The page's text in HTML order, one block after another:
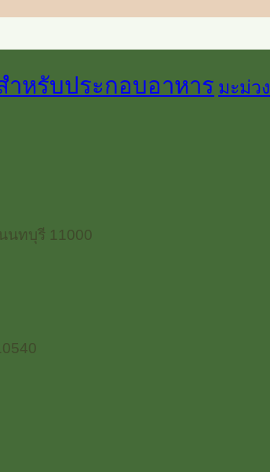
ำหรับประกอบอาหาร มะม่วง
นทบุรี 11000